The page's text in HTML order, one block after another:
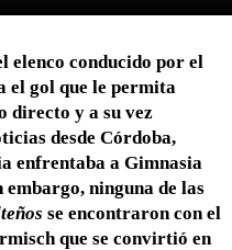
elenco conducido por el
el gol que le permita
directo y a su vez
desde Córdoba,
enfrentaba a Gimnasia
embargo, ninguna de las
se encontraron con el
que se convirtió en